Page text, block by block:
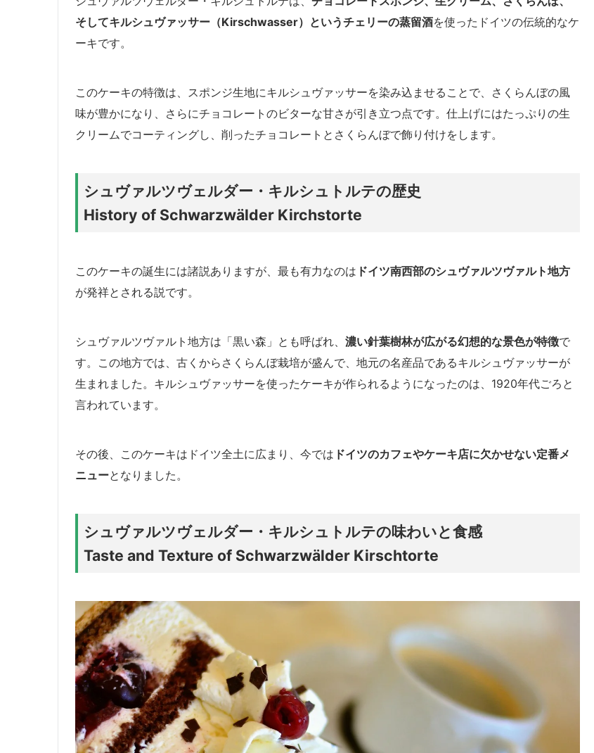
そしてキルシュヴァッサー（Kirschwasser）というチェリーの蒸留酒を使ったドイツの伝統的なケ
ーキです。
このケーキの特徴は、スポンジ生地にキルシュヴァッサーを染み込ませることで、さくらんぼの風
味が豊かになり、さらにチョコレートのビターな甘さが引き立つ点です。仕上げにはたっぷりの生
クリームでコーティングし、削ったチョコレートとさくらんぼで飾り付けをします。
シュヴァルツヴェルダー・キルシュトルテの歴史
History of Schwarzwälder Kirchstorte
このケーキの誕生には諸説ありますが、最も有力なのは ドイツ南西部のシュヴァルツヴァルト地方
が発祥とされる説です。
シュヴァルツヴァルト地方は「黒い森」とも呼ばれ、 濃い針葉樹林が広がる幻想的な景色が特徴で
す。この地方では、古くからさくらんぼ栽培が盛んで、地元の名産品であるキルシュヴァッサーが
生まれました。キルシュヴァッサーを使ったケーキが作られるようになったのは、1920年代ごろと
言われています。
その後、このケーキはドイツ全土に広まり、今では ドイツのカフェやケーキ店に欠かせない定番メ
ニューとなりました。
シュヴァルツヴェルダー・キルシュトルテの味わいと食感
Taste and Texture of Schwarzwälder Kirschtorte